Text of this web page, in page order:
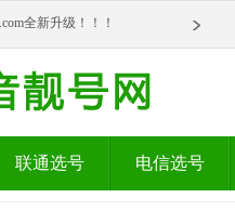
全新升级！！！
联通选号 电信选号